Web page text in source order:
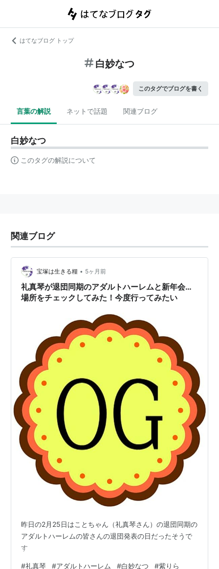
はてなブログ トップ
白妙なつ
このタグでブログを書く
言葉の解説 ネットで話題 関連ブログ
白妙なつ
このタグの解説について
関連ブログ
宝塚は生きる糧 • 5ヶ月前
礼真琴が退団同期のアダルトハーレムと新年会…
場所をチェックしてみた！今度行ってみたい
昨日の2月25日はことちゃん（礼真琴さん）の退団同期の
アダルトハーレムの皆さんの退団発表の日だったそうで
す
#礼真琴 #アダルトハーレム #白妙なつ #紫りら